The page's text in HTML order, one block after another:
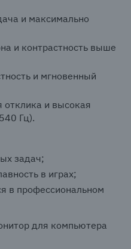
и максимально
и контрастность выше
и мгновенный
и высокая
Гц).
задач;
в играх;
в профессиональном
для компьютера